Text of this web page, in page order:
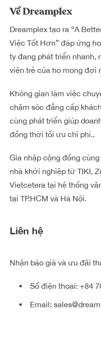
Về Dreamplex
Dreamplex tạo ra “A
Việc Tốt Hơn” đáp ứng
ty đang phát triển nhanh,
viên trẻ của họ mong đợi
Không gian làm việc
chăm sóc đẳng cấp
cùng phát triển giúp
đồng thời tối ưu chi phí..
Gia nhập cộng đồng
nhà khởi nghiệp từ TIKI,
Vietcetera tại hệ thống
tại TP.HCM và Hà Nội.
Liên hệ
Nhận báo giá và ưu đãi
Số điện thoại: +84
Email: